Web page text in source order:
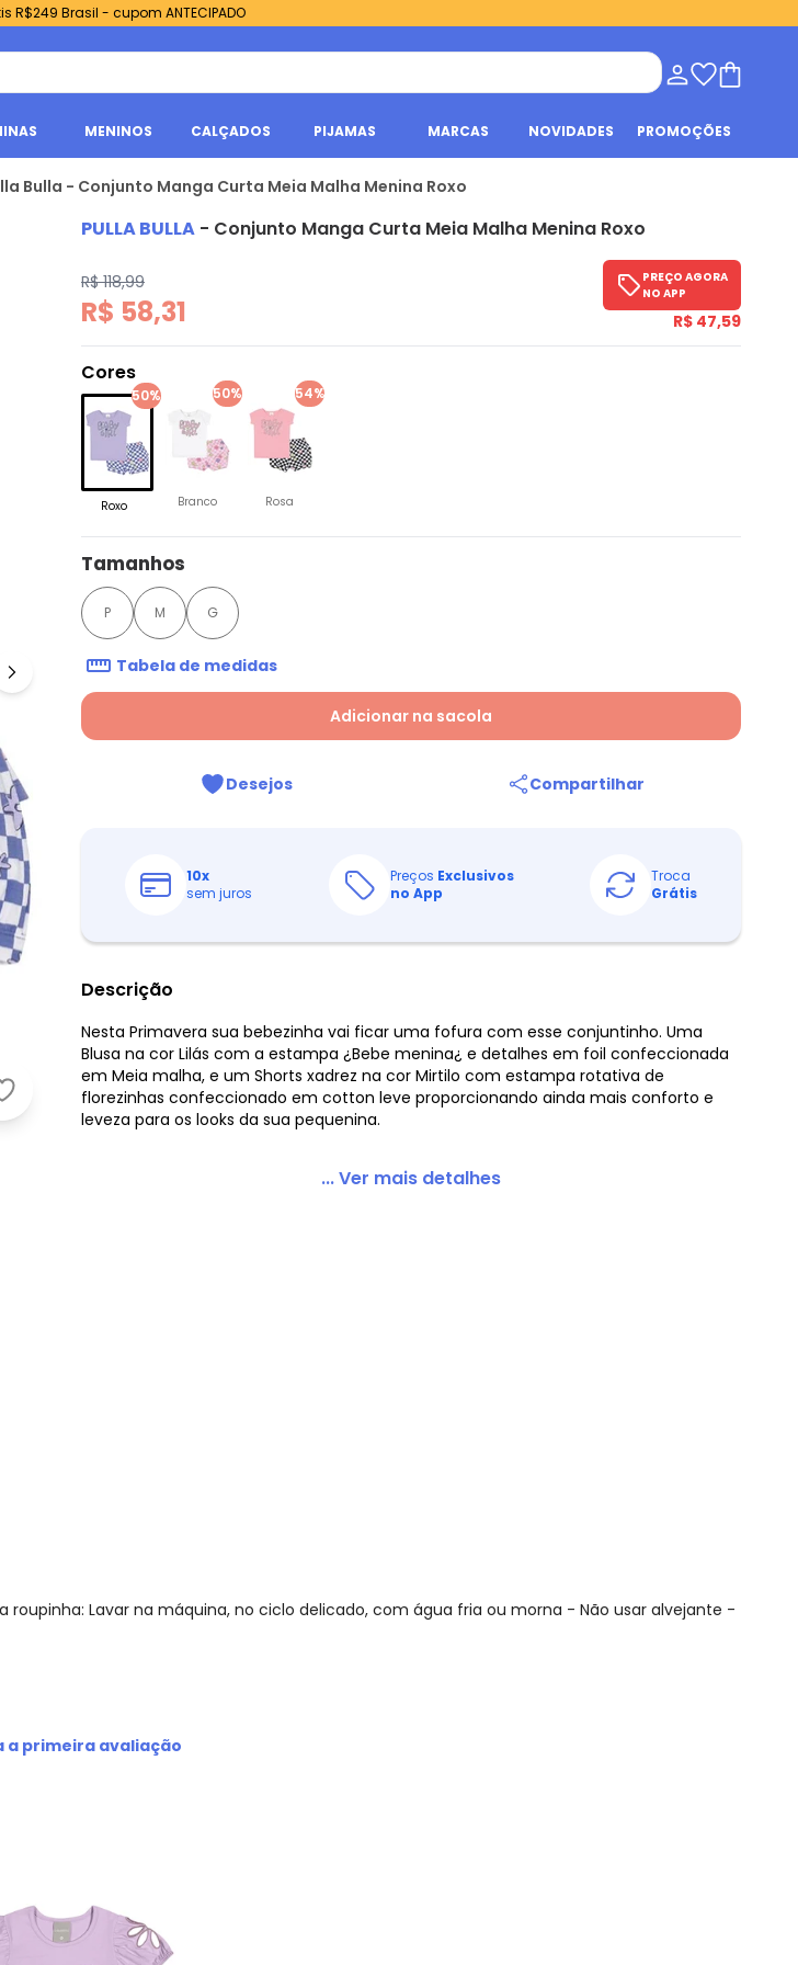
R$249 Brasil - cupom ANTECIPADO
MENINOS CALÇADOS PIJAMAS MARCAS NOVIDADES PROMOÇÕES
Bulla - Conjunto Manga Curta Meia Malha Menina Roxo
Pulla Bulla - Conjunto Manga Curta Meia Malha Menina Roxo
PULLA BULLA - Conjunto Manga Curta Meia Malha Menina Roxo
R$ 118,99
R$ 58,31
PREÇO AGORA
NO APP
R$ 47,59
Cores
50%
Roxo
50%
Branco
54%
Rosa
Tamanhos
P M G
Tabela de medidas
Adicionar na sacola
Desejos Compartilhar
10x
sem juros
Preços Exclusivos
no App
Troca
Grátis
Descrição
Nesta Primavera sua bebezinha vai ficar uma fofura com esse conjuntinho. Uma
Blusa na cor Lilás com a estampa ¿Bebe menina¿ e detalhes em foil confeccionada
em Meia malha, e um Shorts xadrez na cor Mirtilo com estampa rotativa de
florezinhas confeccionado em cotton leve proporcionando ainda mais conforto e
leveza para os looks da sua pequenina.
... Ver mais detalhes
Lavar na máquina, no ciclo delicado, com água fria ou morna - Não usar alvejante -
a primeira avaliação